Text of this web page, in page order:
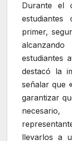
Durante el
primer,
estudiantes
destacó la
señalar que
garantizar
llevarlos a